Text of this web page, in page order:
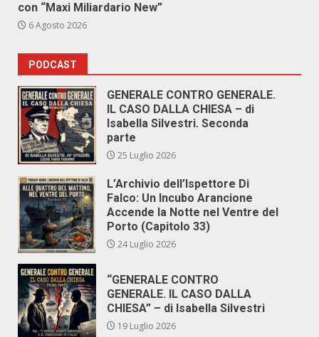
con “Maxi Miliardario New”
6 Agosto 2026
PODCAST
GENERALE CONTRO GENERALE.
IL CASO DALLA CHIESA – di
Isabella Silvestri. Seconda
parte
25 Luglio 2026
L’Archivio dell’Ispettore Di
Falco: Un Incubo Arancione
Accende la Notte nel Ventre del
Porto (Capitolo 33)
24 Luglio 2026
“GENERALE CONTRO
GENERALE. IL CASO DALLA
CHIESA” – di Isabella Silvestri
19 Luglio 2026